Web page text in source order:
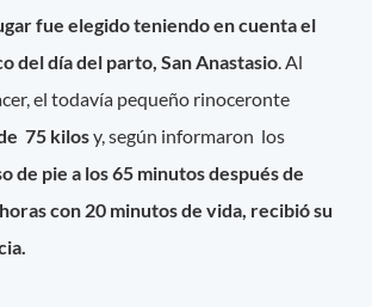
fue elegido teniendo en cuenta el
del día del parto, San Anastasio. Al
el todavía pequeño rinoceronte
75 kilosy, según informaron los
de pie a los 65 minutos después de
con 20 minutos de vida, recibió su